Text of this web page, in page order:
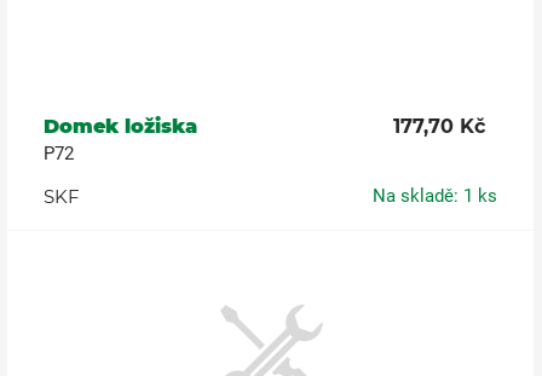
Domek ložiska 177,70 Kč
P72
SKF Na skladě: 1 ks